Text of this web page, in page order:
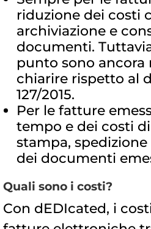
riduzione dei costi
archiviazione e
documenti.
punto sono
chiarire rispetto al
127/2015.
Per le fatture
tempo e dei costi
stampa,
dei documenti
Quali sono i costi?
Con dEDIcated, i